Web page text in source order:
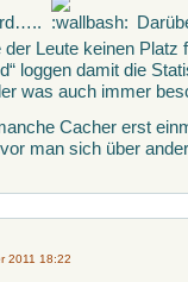
der Leute keinen
loggen damit die
was auch immer
Cacher erst
man sich über
2011 18:22